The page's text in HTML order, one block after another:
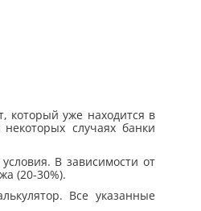
который уже находится в
случаях банки
В зависимости от
(20-30%).
Все указанные